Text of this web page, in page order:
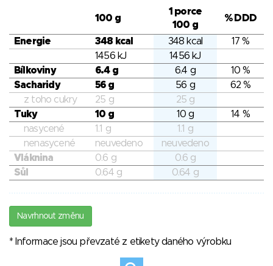
100 g
1 porce
100 g
% DDD
Energie 348 kcal 348 kcal
17 %
1456 kJ
1456 kJ
Bílkoviny
6.4 g 6.4 g
10 %
Sacharidy
56 g 56 g
62 %
z toho cukry
25 g
25 g
Tuky
10 g 10 g
14 %
nasycené
1.1 g
1.1 g
nenasycené
neuvedeno
neuvedeno
Vláknina
0.6 g
0.6 g
Sůl
0.64 g 0.64 g
Navrhnout změnu
* Informace jsou převzaté z etikety daného výrobku